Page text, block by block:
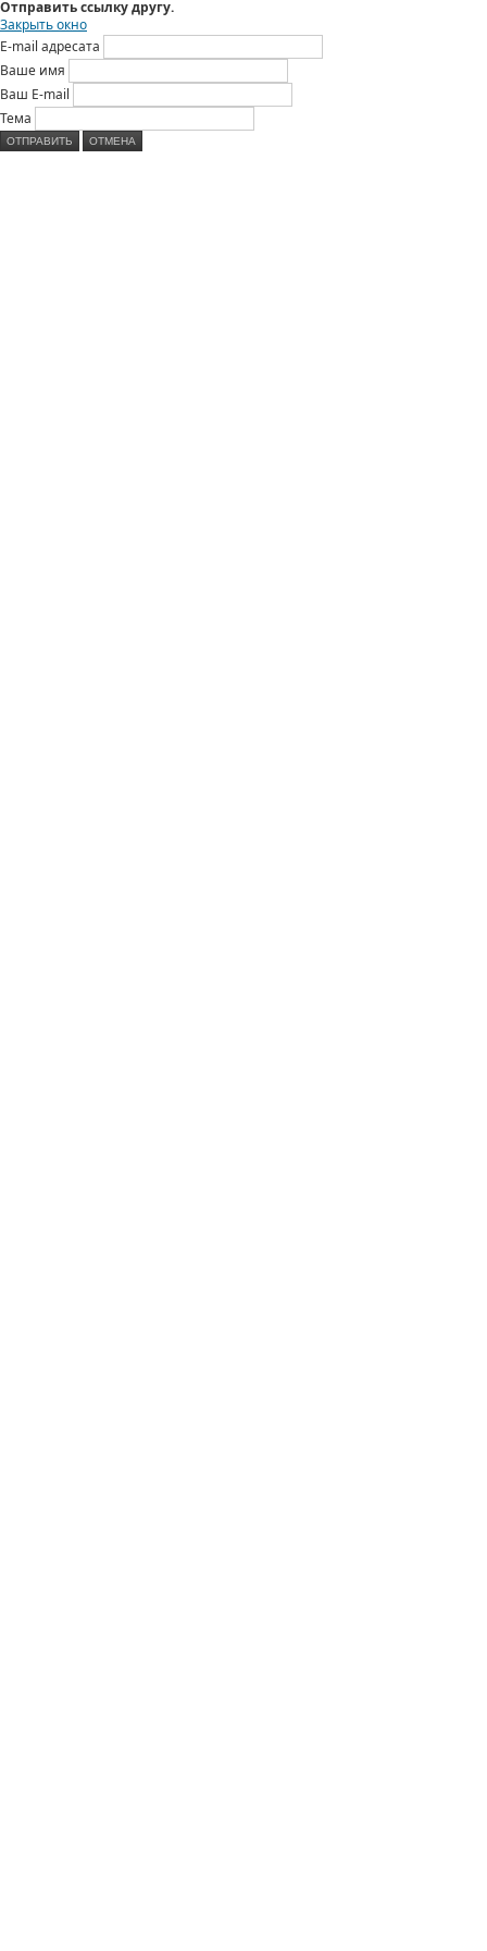
Отправить ссылку другу.
Закрыть окно
E-mail адресата
Ваше имя
Ваш E-mail
Тема
ОТПРАВИТЬ ОТМЕНА